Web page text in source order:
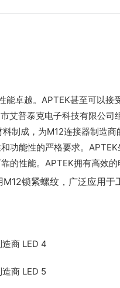
能卓越。APTEK甚至可以接
艾普泰克电子科技有限公司
制成，为M12连接器制造
功能性的严格要求。APTEK
的性能。APTEK拥有高效的
锁紧螺纹，广泛应用